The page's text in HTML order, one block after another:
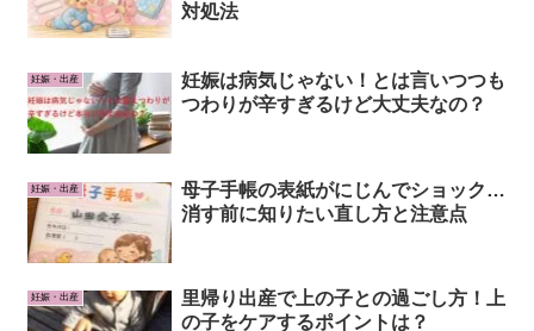
対処法
妊娠・出産
妊娠は病気じゃない！とは言いつつも
つわりが辛すぎるけど大丈夫なの？
妊娠・出産
母子手帳の表紙がにじんでショック…
消す前に知りたい直し方と注意点
妊娠・出産
里帰り出産で上の子との過ごし方！上
の子をケアするポイントは？